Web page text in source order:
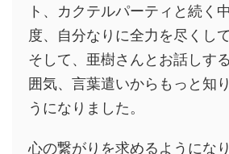
ト、カクテルパーティと続く
度、自分なりに全力を尽くし
そして、亜樹さんとお話しす
囲気、言葉遣いからもっと知
うになりました。
心の繋がりを求めるようにな